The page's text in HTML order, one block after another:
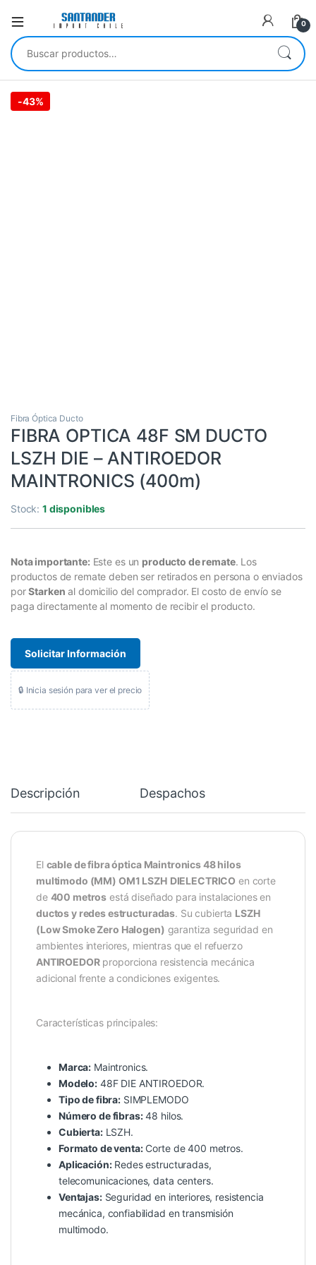
0
Buscar por:
-43%
Fibra Óptica Ducto
FIBRA OPTICA 48F SM DUCTO
LSZH DIE – ANTIROEDOR
MAINTRONICS (400m)
Stock:1 disponibles
Nota importante: Este es un producto de remate. Los
productos de remate deben ser retirados en persona o enviados
porStarken al domicilio del comprador. El costo de envío se
paga directamente al momento de recibir el producto.
Solicitar Información
🔒 Inicia sesión para ver el precio
Descripción Despachos
El cable de fibra óptica Maintronics 48 hilos
multimodo (MM) OM1 LSZH DIELECTRICO en corte
de 400 metros está diseñado para instalaciones en
ductos y redes estructuradas. Su cubierta LSZH
(Low Smoke Zero Halogen) garantiza seguridad en
ambientes interiores, mientras que el refuerzo
ANTIROEDORproporciona resistencia mecánica
adicional frente a condiciones exigentes.
Características principales:
Marca: Maintronics.
Modelo: 48F DIE ANTIROEDOR.
Tipo de fibra: SIMPLEMODO
Número de fibras:48 hilos.
Cubierta:LSZH.
Formato de venta:Corte de 400 metros.
Aplicación:Redes estructuradas,
telecomunicaciones, data centers.
Ventajas:Seguridad en interiores, resistencia
mecánica, confiabilidad en transmisión
multimodo.